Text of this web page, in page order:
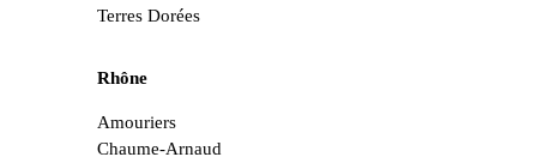
Terres Dorées
Rhône
Amouriers
Chaume-Arnaud